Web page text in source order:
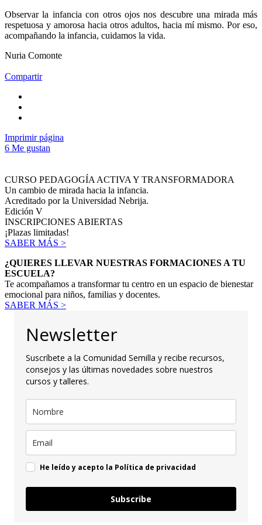
Observar la infancia con otros ojos nos descubre una mirada más
respetuosa y amorosa hacia otros adultos, hacia mí mismo. Por eso,
acompañando la infancia, cuidamos la vida.
Nuria Comonte
Compartir
Imprimir página
6 Me gustan
CURSO PEDAGOGÍA ACTIVA Y TRANSFORMADORA
Un cambio de mirada hacia la infancia.
Acreditado por la Universidad Nebrija.
Edición V
INSCRIPCIONES ABIERTAS
¡Plazas limitadas!
SABER MÁS >
¿QUIERES LLEVAR NUESTRAS FORMACIONES A TU
ESCUELA?
Te acompañamos a transformar tu centro en un espacio de bienestar
emocional para niños, familias y docentes.
SABER MÁS >
Newsletter
Suscríbete a la Comunidad Semilla y recibe recursos,
consejos y las últimas novedades sobre nuestros
cursos y talleres.
He leído y acepto la Política de privacidad
Subscribe